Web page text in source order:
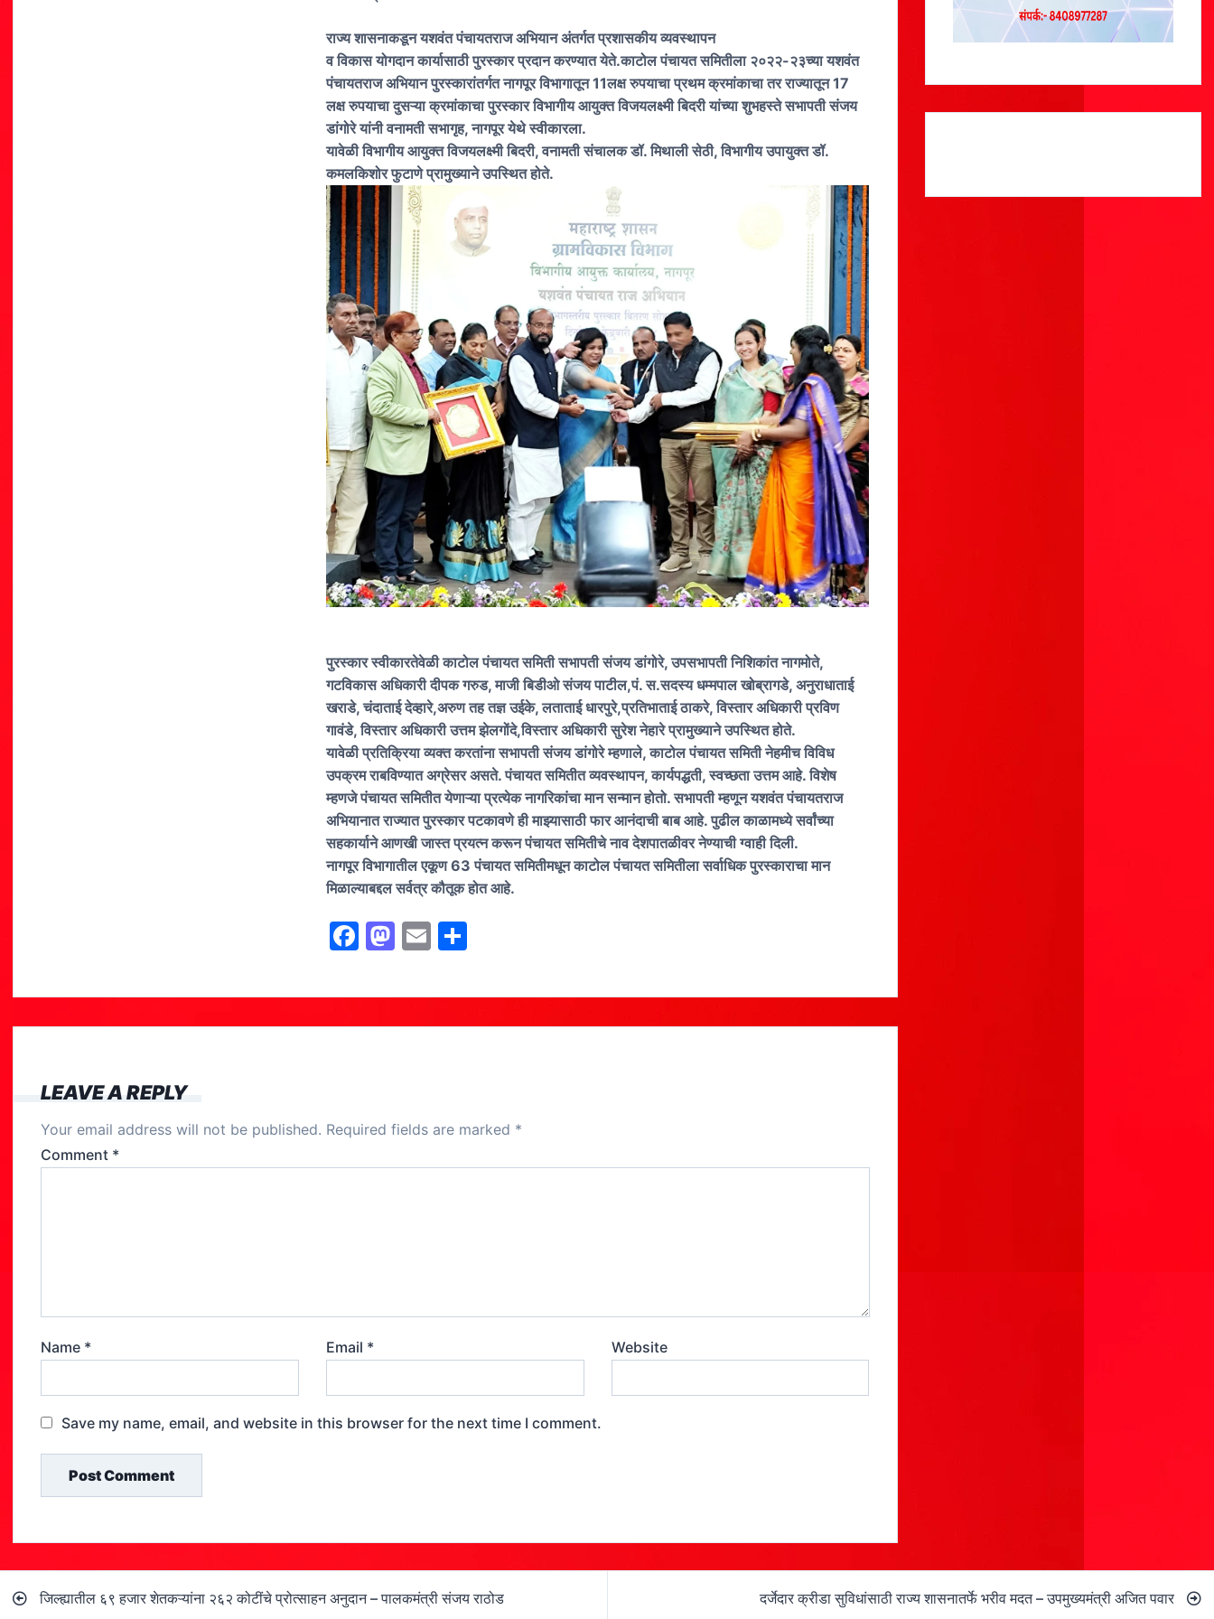
राज्य शासनाकडून यशवंत पंचायतराज अभियान अंतर्गत प्रशासकीय व्यवस्थापन
व विकास योगदान कार्यासाठी पुरस्कार प्रदान करण्यात येते.काटोल पंचायत समितीला २०२२-२३च्या यशवंत
पंचायतराज अभियान पुरस्कारांतर्गत नागपूर विभागातून 11लक्ष रुपयाचा प्रथम क्रमांकाचा तर राज्यातून 17
लक्ष रुपयाचा दुसऱ्या क्रमांकाचा पुरस्कार विभागीय आयुक्त विजयलक्ष्मी बिदरी यांच्या शुभहस्ते सभापती संजय
डांगोरे यांनी वनामती सभागृह, नागपूर येथे स्वीकारला.
यावेळी विभागीय आयुक्त विजयलक्ष्मी बिदरी, वनामती संचालक डॉ. मिथाली सेठी, विभागीय उपायुक्त डॉ.
कमलकिशोर फुटाणे प्रामुख्याने उपस्थित होते.
पुरस्कार स्वीकारतेवेळी काटोल पंचायत समिती सभापती संजय डांगोरे, उपसभापती निशिकांत नागमोते,
गटविकास अधिकारी दीपक गरुड, माजी बिडीओ संजय पाटील,पं. स.सदस्य धम्मपाल खोब्रागडे, अनुराधाताई
खराडे, चंदाताई देव्हारे,अरुण तह तज्ञ उईके, लताताई धारपुरे,प्रतिभाताई ठाकरे, विस्तार अधिकारी प्रविण
गावंडे, विस्तार अधिकारी उत्तम झेलगोंदे,विस्तार अधिकारी सुरेश नेहारे प्रामुख्याने उपस्थित होते.
यावेळी प्रतिक्रिया व्यक्त करतांना सभापती संजय डांगोरे म्हणाले, काटोल पंचायत समिती नेहमीच विविध
उपक्रम राबविण्यात अग्रेसर असते. पंचायत समितीत व्यवस्थापन, कार्यपद्धती, स्वच्छता उत्तम आहे. विशेष
म्हणजे पंचायत समितीत येणाऱ्या प्रत्येक नागरिकांचा मान सन्मान होतो. सभापती म्हणून यशवंत पंचायतराज
अभियानात राज्यात पुरस्कार पटकावणे ही माझ्यासाठी फार आनंदाची बाब आहे. पुढील काळामध्ये सर्वांच्या
सहकार्याने आणखी जास्त प्रयत्न करून पंचायत समितीचे नाव देशपातळीवर नेण्याची ग्वाही दिली.
नागपूर विभागातील एकूण 63 पंचायत समितीमधून काटोल पंचायत समितीला सर्वाधिक पुरस्काराचा मान
मिळाल्याबद्दल सर्वत्र कौतूक होत आहे.
F
c
e
k
M
st
o
E
ai
l
S
ar
e
LEAVE A REPLY
Your email address will not be published. Required fields are marked *
Comment *
Name * Email * Website
Save my name, email, and website in this browser for the next time I comment.
navigation
जिल्ह्यातील ६९ हजार शेतकऱ्यांना २६२ कोटींचे प्रोत्साहन अनुदान – पालकमंत्री संजय राठोड दर्जेदार क्रीडा सुविधांसाठी राज्य शासनातर्फे भरीव मदत – उपमुख्यमंत्री अजित पवार